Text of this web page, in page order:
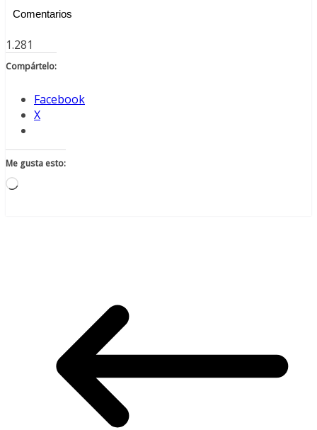
Comentarios
1.281
Compártelo:
Facebook
X
Me gusta esto:
Cargando...